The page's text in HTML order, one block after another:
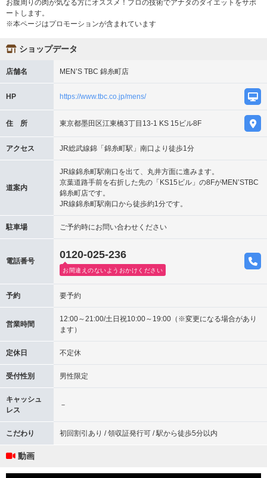
お腹周りの肉が気なる方にオススメ！プロの技術でアナタのダイエットをサポ
ートします。
※本ページはプロモーションが含まれています
ショップデータ
店舗名 MEN’S TBC 錦糸町店
HP https://www.tbc.co.jp/mens/
住 所 東京都墨田区江東橋3丁目13-1 KS 15ビル8F
アクセス JR総武線錦「錦糸町駅」南口より徒歩1分
道案内
JR線錦糸町駅南口を出て、丸井方面に進みます。
京葉道路手前を右折した先の「KS15ビル」の8FがMEN’STBC
錦糸町店です。
JR線錦糸町駅南口から徒歩約1分です。
駐車場 ご予約時にお問い合わせください
電話番号
0120-025-236
お間違えのないようおかけください
予約 要予約
営業時間
12:00～21:00/土日祝10:00～19:00（※変更になる場合があり
ます）
定休日 不定休
受付性別 男性限定
キャッシュ
レス
－
こだわり 初回割引あり / 領収証発行可 / 駅から徒歩5分以内
動画